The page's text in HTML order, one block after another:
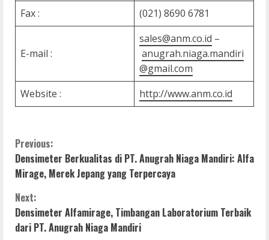
Fax :
(021) 8690 6781
E-mail :
sales@anm.co.id –
anugrah.niaga.mandiri
@gmail.com
Website :
http://www.anm.co.id
C
o
n
t
Previous:
Densimeter Berkualitas di PT. Anugrah Niaga Mandiri: Alfa
Mirage, Merek Jepang yang Terpercaya
Next:
Densimeter Alfamirage, Timbangan Laboratorium Terbaik
dari PT. Anugrah Niaga Mandiri